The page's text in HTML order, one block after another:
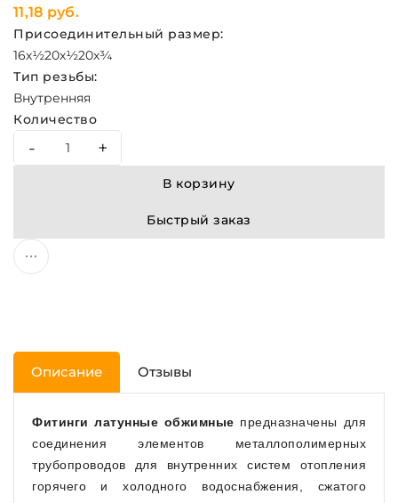
11,18 руб.
Присоединительный размер:
16х½20х½20х¾
Тип резьбы:
Внутренняя
Количество
- +
В корзину
Быстрый заказ
Описание Отзывы
Фитинги латунные обжимные предназначены для
соединения элементов металлополимерных
трубопроводов для внутренних систем отопления
горячего и холодного водоснабжения, сжатого